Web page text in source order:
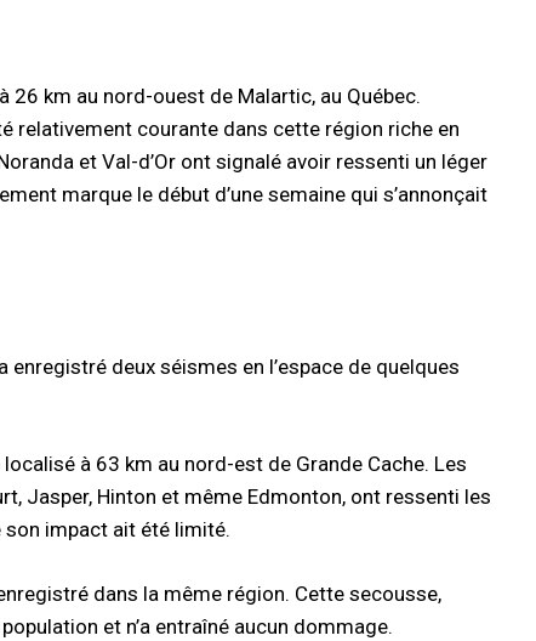
26 km au nord-ouest de Malartic, au Québec.
relativement courante dans cette région riche en
et Val-d’Or ont signalé avoir ressenti un léger
marque le début d’une semaine qui s’annonçait
deux séismes en l’espace de quelques
à 63 km au nord-est de Grande Cache. Les
Jasper, Hinton et même Edmonton, ont ressenti les
son impact ait été limité.
dans la même région. Cette secousse,
et n’a entraîné aucun dommage.